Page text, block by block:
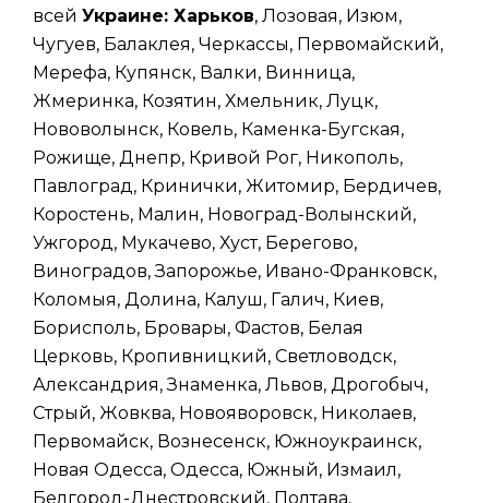
всей Украине: Харьков, Лозовая, Изюм,
Чугуев, Балаклея, Черкассы, Первомайский,
Мерефа, Купянск, Валки, Винница,
Жмеринка, Козятин, Хмельник, Луцк,
Нововолынск, Ковель, Каменка-Бугская,
Рожище, Днепр, Кривой Рог, Никополь,
Павлоград, Кринички, Житомир, Бердичев,
Коростень, Малин, Новоград-Волынский,
Ужгород, Мукачево, Хуст, Берегово,
Виноградов, Запорожье, Ивано-Франковск,
Коломыя, Долина, Калуш, Галич, Киев,
Борисполь, Бровары, Фастов, Белая
Церковь, Кропивницкий, Светловодск,
Александрия, Знаменка, Львов, Дрогобыч,
Стрый, Жовква, Новояворовск, Николаев,
Первомайск, Вознесенск, Южноукраинск,
Новая Одесса, Одесса, Южный, Измаил,
Белгород-Днестровский, Полтава,